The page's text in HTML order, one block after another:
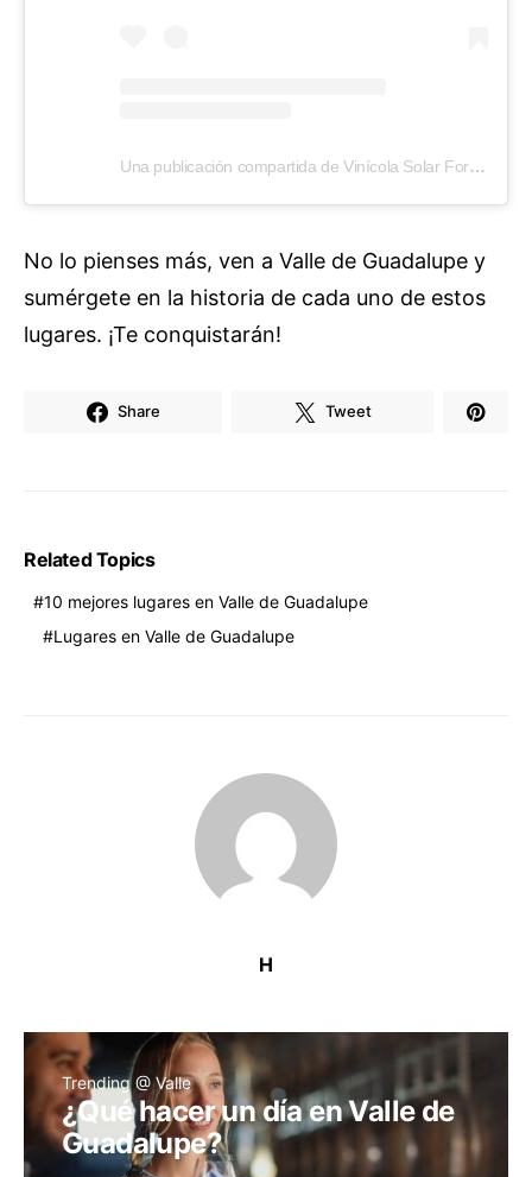
Una publicación compartida de Vinícola Solar Fortún (@solarfortun)
No lo pienses más, ven a Valle de Guadalupe y
sumérgete en la historia de cada uno de estos
lugares. ¡Te conquistarán!
Share Tweet
Related Topics
10 mejores lugares en Valle de Guadalupe
Lugares en Valle de Guadalupe
H
Trending @ Valle
¿Qué hacer un día en Valle de
Guadalupe?